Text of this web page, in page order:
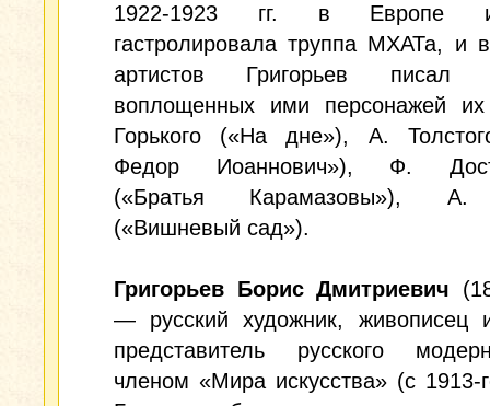
1922-1923 гг. в
гастролировала труппа МХАТа, и
артистов Григорьев писал
воплощенных ими персонажей
Горького («На дне»), А.
Федор Иоаннович»), Ф.
(«Братья Карамазовы»), А.
(«Вишневый сад»).
Григорьев Борис Дмитриевич
— русский художник, живописец
представитель русского
членом «Мира искусства» (с 1913-